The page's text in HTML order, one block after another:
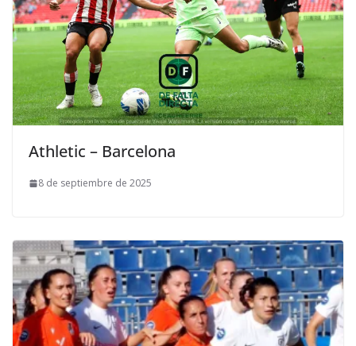
Athletic – Barcelona
8 de septiembre de 2025